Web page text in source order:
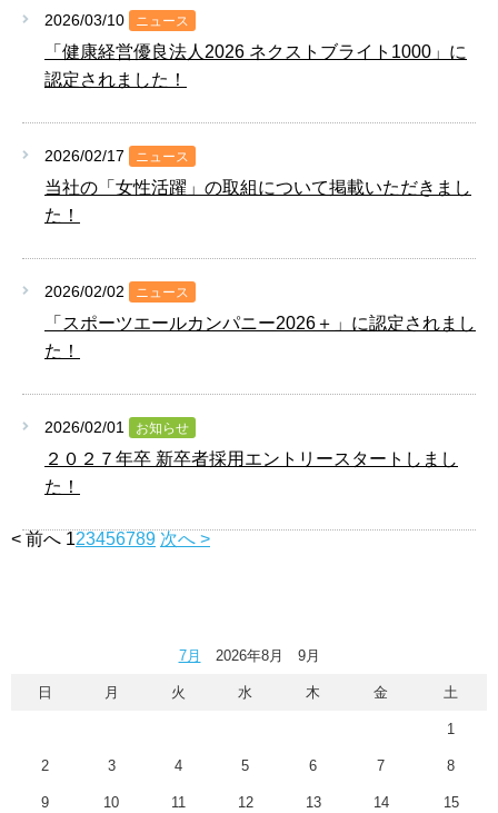
2026/03/10 ニュース
「健康経営優良法人2026 ネクストブライト1000」に
認定されました！
2026/02/17 ニュース
当社の「女性活躍」の取組について掲載いただきまし
た！
2026/02/02 ニュース
「スポーツエールカンパニー2026＋」に認定されまし
た！
2026/02/01 お知らせ
２０２７年卒 新卒者採用エントリースタートしまし
た！
< 前へ 123456789 次へ >
7月 2026年8月 9月
日 月 火 水 木 金 土
1
2 3 4 5 6 7 8
9 10 11 12 13 14 15